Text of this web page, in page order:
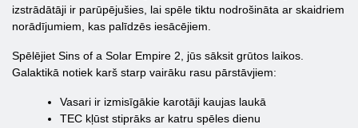
izstrādātāji ir parūpējušies, lai spēle tiktu nodrošināta ar skaidriem
norādījumiem, kas palīdzēs iesācējiem.
Spēlējiet Sins of a Solar Empire 2, jūs sāksit grūtos laikos.
Galaktikā notiek karš starp vairāku rasu pārstāvjiem:
Vasari ir izmisīgākie karotāji kaujas laukā
TEC kļūst stiprāks ar katru spēles dienu